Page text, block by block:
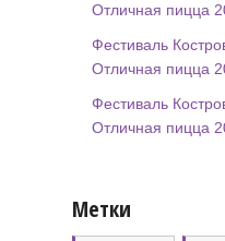
Отличная пицца
Фестиваль
Отличная пицца
Фестиваль
Отличная пицца
Метки